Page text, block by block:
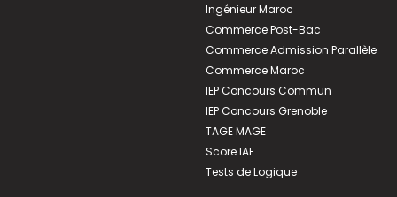
Ingénieur Maroc
Commerce Post-Bac
Commerce Admission Parallèle
Commerce Maroc
IEP Concours Commun
IEP Concours Grenoble
TAGE MAGE
Score IAE
Tests de Logique